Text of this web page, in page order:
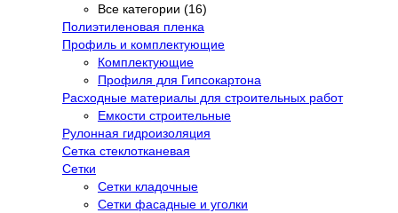
Все категории (16)
Полиэтиленовая пленка
Профиль и комплектующие
Комплектующие
Профиля для Гипсокартона
Расходные материалы для строительных работ
Емкости строительные
Рулонная гидроизоляция
Сетка стеклотканевая
Сетки
Сетки кладочные
Сетки фасадные и уголки